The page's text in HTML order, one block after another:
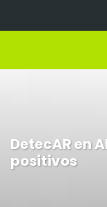
DetecAR en
positivos